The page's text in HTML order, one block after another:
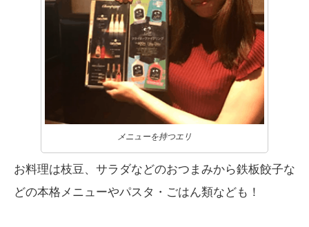
メニューを持つエリ
お料理は枝豆、サラダなどのおつまみから鉄板餃子な
どの本格メニューやパスタ・ごはん類なども！